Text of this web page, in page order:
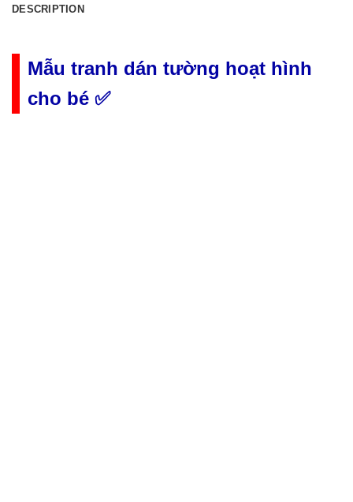
DESCRIPTION
Mẫu tranh dán tường hoạt hình
cho bé ✅